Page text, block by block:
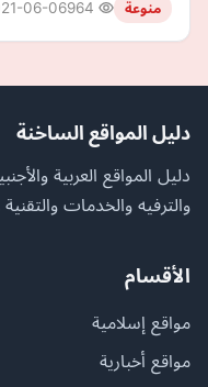
منوعة 06-06
دليل المواقع الساخنة
دليل المواقع العربية
والترفيه والخدمات
الأقسام
مواقع إسلامية
مواقع أخبارية